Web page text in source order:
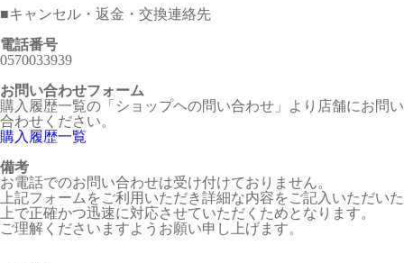
■キャンセル・返金・交換連絡先
電話番号
0570033939
お問い合わせフォーム
購入履歴一覧の「ショップヘの問い合わせ」より店舗にお問い
合わせください。
購入履歴一覧
備考
お電話でのお問い合わせは受け付けておりません。
上記フォームをご利用いただき詳細な内容をご記入いただいた
上で正確かつ迅速に対応させていただくためとなります。
ご理解くださいますようお願い申し上げます。